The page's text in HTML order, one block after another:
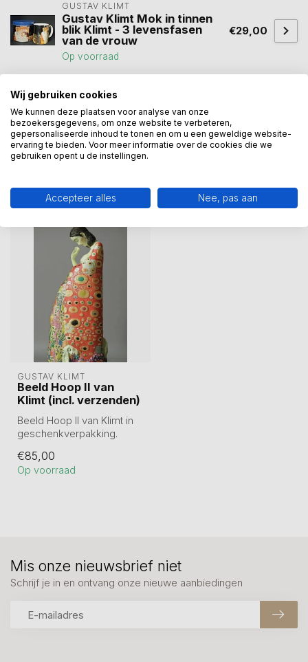
GUSTAV KLIMT
Gustav Klimt Mok in tinnen
blik Klimt - 3 levensfasen
van de vrouw
Op voorraad
€29,00
Heeft u een vraag over dit
kunstcadeau?
Wij assisteren u graag via 06-23643267
Recent bekeken
GUSTAV KLIMT
Beeld Hoop II van
Klimt (incl. verzenden)
Beeld Hoop II van Klimt in
geschenkverpakking.
19 cm h...
€85,00
Op voorraad
Mis onze nieuwsbrief niet
Schrijf je in en ontvang onze nieuwe aanbiedingen
Wij gebruiken cookies
We kunnen deze plaatsen voor analyse van onze
bezoekersgegevens, om onze website te verbeteren,
gepersonaliseerde inhoud te tonen en om u een geweldige website-
ervaring te bieden. Voor meer informatie over de cookies die we
gebruiken opent u de instellingen.
Accepteer alles Nee, pas aan